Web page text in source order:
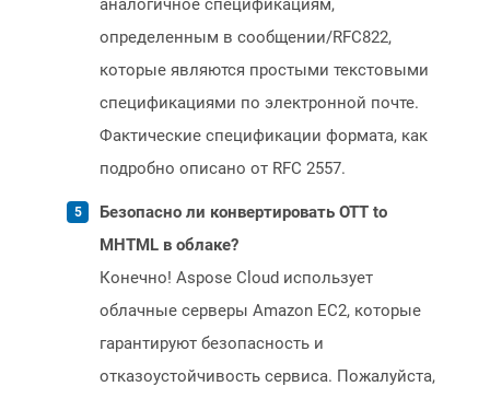
аналогичное спецификациям,
определенным в сообщении/RFC822,
которые являются простыми текстовыми
спецификациями по электронной почте.
Фактические спецификации формата, как
подробно описано от RFC 2557.
Безопасно ли конвертировать OTT to
MHTML в облаке?
Конечно! Aspose Cloud использует
облачные серверы Amazon EC2, которые
гарантируют безопасность и
отказоустойчивость сервиса. Пожалуйста,